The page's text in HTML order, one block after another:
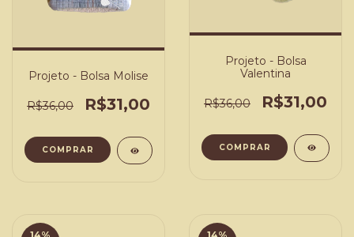
Projeto - Bolsa Molise
R$36,00 R$31,00
COMPRAR
Projeto - Bolsa
Valentina
R$36,00 R$31,00
COMPRAR